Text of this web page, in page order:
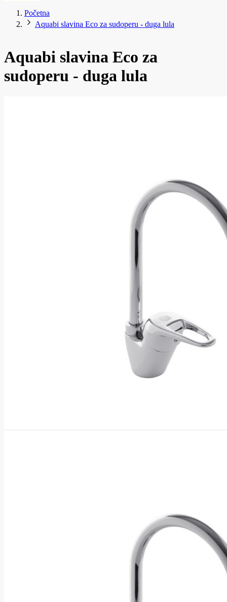
Početna
Aquabi slavina Eco za sudoperu - duga lula
Aquabi slavina Eco za
sudoperu - duga lula